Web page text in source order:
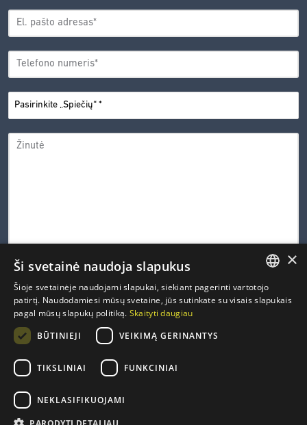
EL.
ADRESAS*
TELEFONO
NUMERIS*
PASIRINKITE
„SPIEČIŲ“*
ŽINUTĖ
0 iš 600 leistinų simbolių
CAPTCHA
PRIVATUMO
POLITIKA
politika .*
LITHUANIAN
×
Ši svetainė naudoja slapukus
Šioje svetainėje naudojami slapukai, siekiant pagerinti vartotojo
patirtį. Naudodamiesi mūsų svetaine, jūs sutinkate su visais slapukais
pagal mūsų slapukų politiką. Skaityti daugiau
BŪTINIEJI
VEIKIMĄ GERINANTYS
TIKSLINIAI FUNKCINIAI
NEKLASIFIKUOJAMI